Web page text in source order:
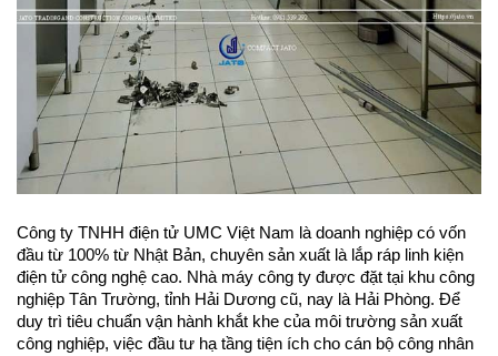
Công ty TNHH điện tử UMC Việt Nam là doanh nghiệp có vốn
đầu từ 100% từ Nhật Bản, chuyên sản xuất là lắp ráp linh kiện
điện tử công nghệ cao. Nhà máy công ty được đặt tại khu công
nghiệp Tân Trường, tỉnh Hải Dương cũ, nay là Hải Phòng. Để
duy trì tiêu chuẩn vận hành khắt khe của môi trường sản xuất
công nghiệp, việc đầu tư hạ tầng tiện ích cho cán bộ công nhân